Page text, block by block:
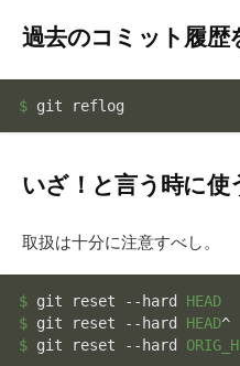
過去のコミット履歴
$ git reflog
いざ！と言う時に使
取扱は十分に注意すべし。
$ git reset --hard HEAD
$ git reset --hard HEAD
$ git reset --hard